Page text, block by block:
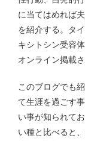
に当てはめれば
を紹介する。タ
キシトシン受容
オンライン掲載さ
このブログでも
て生涯を過ごす
い事が知られて
い種と比べると